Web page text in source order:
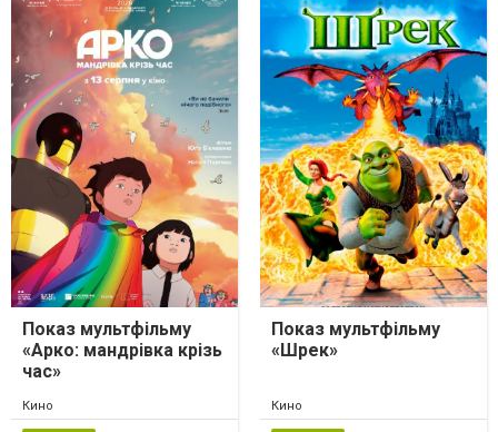
Показ мультфільму
«Арко: мандрівка крізь
час»
Кино
Показ мультфільму
«Шрек»
Кино